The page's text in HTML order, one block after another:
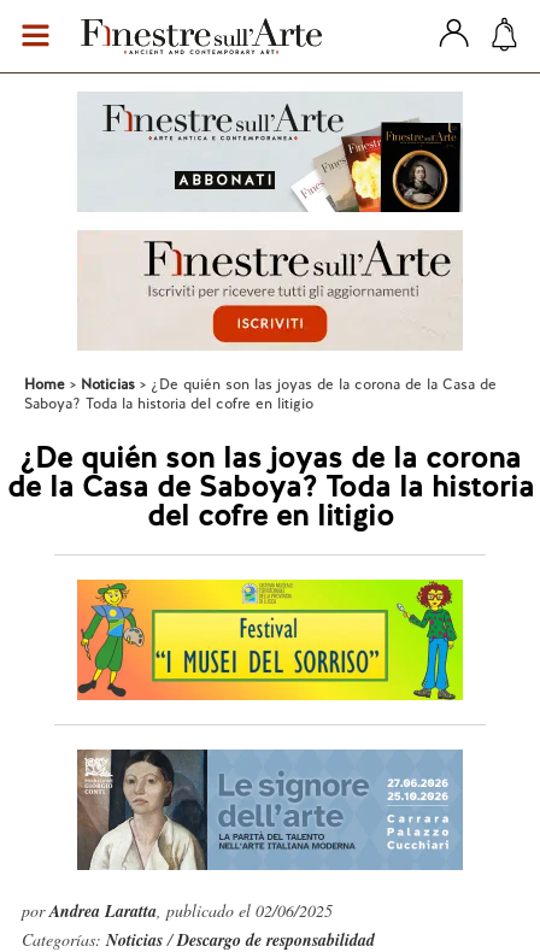
Home Noticias
¿De quién son las joyas de la corona de la Casa de
Saboya? Toda la historia del cofre en litigio
¿De quién son las joyas de la corona
de la Casa de Saboya? Toda la historia
del cofre en litigio
porAndrea Laratta, publicado el 02/06/2025
Categorías:Noticias/Descargo de responsabilidad